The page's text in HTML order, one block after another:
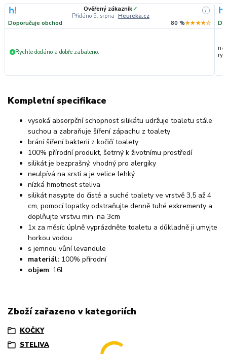
Ověřený zákazník✓
Přidáno 5. srpna · Heureka.cz
i
Doporučuje obchod 80 %★★★★☆
+ Rychle dodáno a dobře zabaleno.
Kompletní specifikace
vysoká absorpční schopnost silikátu udržuje toaletu stále
suchou a zabraňuje šíření zápachu z toalety
brání šíření bakterií z kočičí toalety
100% přírodní produkt, šetrný k životnímu prostředí
silikát je bezprašný, vhodný pro alergiky
neulpívá na srsti a je velice lehký
nízká hmotnost steliva
silikát nasypte do čisté a suché toalety ve vrstvě 3,5 až 4
cm, pomocí lopatky odstraňujte denně tuhé exkrementy a
doplňujte vrstvu min. na 3cm
1x za měsíc úplně vyprázdněte toaletu a důkladně ji umyjte
horkou vodou
s jemnou vůní levandule
materiál: 100% přírodní
objem: 16l
Zboží zařazeno v kategoriích
KOČKY
STELIVA